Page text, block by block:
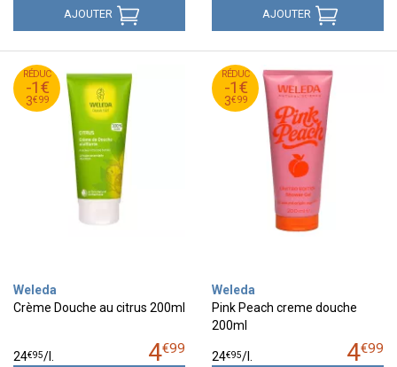
AJOUTER AJOUTER
RÉDUC
-1€
3€99
4
€
99
3
€
99
Weleda
Crème Douche au citrus 200ml
4€99
24€95/
RÉDUC
-1€
3€99
4
€
99
3
€
99
Weleda
Pink Peach creme douche
200ml
4€99
24€95/